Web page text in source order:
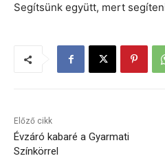
Segítsünk együtt, mert
Előző cikk
Évzáró kabaré a Gyarmati
Színkörrel